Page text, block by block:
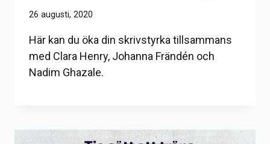
26 augusti, 2020
Här kan du öka din skrivstyrka tillsammans
med Clara Henry, Johanna Frändén och
Nadim Ghazale.